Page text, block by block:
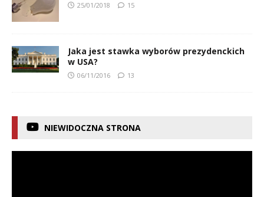
25/01/2018 15
Jaka jest stawka wyborów prezydenckich
w USA?
06/11/2016 13
NIEWIDOCZNA STRONA